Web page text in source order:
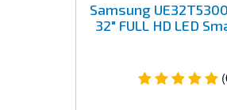
Samsung
32" FULL HD LED